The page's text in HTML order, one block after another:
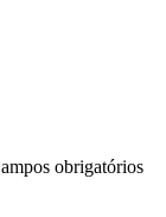
obrigatórios